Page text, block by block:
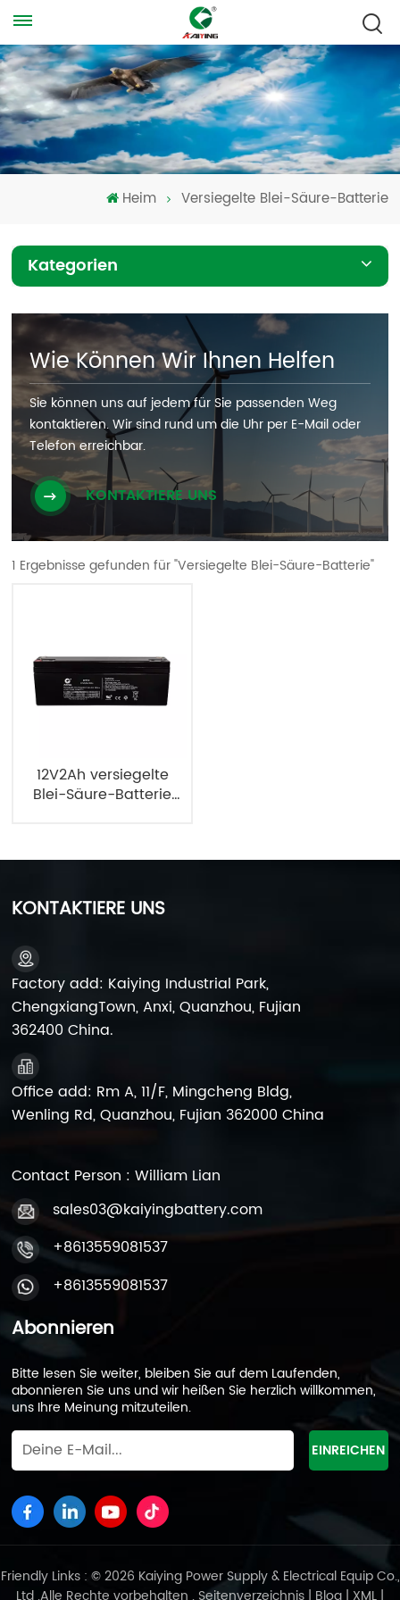
Heim Versiegelte Blei-Säure-Batterie
Kategorien
Wie Können Wir Ihnen Helfen
Sie können uns auf jedem für Sie passenden Weg
kontaktieren. Wir sind rund um die Uhr per E-Mail oder
Telefon erreichbar.
KONTAKTIERE UNS
1 Ergebnisse gefunden für "Versiegelte Blei-Säure-Batterie"
12V2Ah versiegelte
Blei-Säure-Batterie
KONTAKTIERE UNS
Factory add: Kaiying Industrial Park,
ChengxiangTown, Anxi, Quanzhou, Fujian
362400 China.
Office add: Rm A, 11/F, Mingcheng Bldg,
Wenling Rd, Quanzhou, Fujian 362000 China
Contact Person : William Lian
sales03@kaiyingbattery.com
+8613559081537
+8613559081537
Abonnieren
Bitte lesen Sie weiter, bleiben Sie auf dem Laufenden,
abonnieren Sie uns und wir heißen Sie herzlich willkommen,
uns Ihre Meinung mitzuteilen.
Friendly Links : © 2026 Kaiying Power Supply & Electrical Equip Co.,